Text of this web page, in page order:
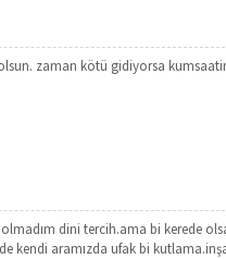
zaman kötü gidiyorsa
dini tercih.ama bi kerede
kendi aramızda ufak bi